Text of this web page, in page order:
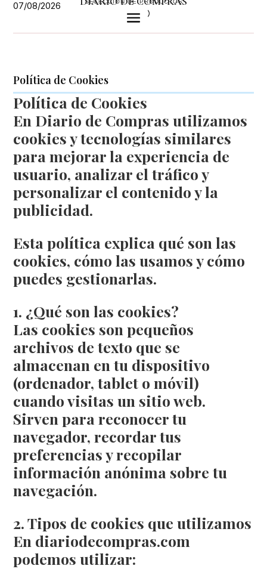
07/08/2026
U
SELECCIÓN DE PRODUCTOS
Política de Cookies
Política de Cookies
En Diario de Compras utilizamos
cookies y tecnologías similares
para mejorar la experiencia de
usuario, analizar el tráfico y
personalizar el contenido y la
publicidad.
Esta política explica qué son las
cookies, cómo las usamos y cómo
puedes gestionarlas.
1. ¿Qué son las cookies?
Las cookies son pequeños
archivos de texto que se
almacenan en tu dispositivo
(ordenador, tablet o móvil)
cuando visitas un sitio web.
Sirven para reconocer tu
navegador, recordar tus
preferencias y recopilar
información anónima sobre tu
navegación.
2. Tipos de cookies que utilizamos
En diariodecompras.com
podemos utilizar: